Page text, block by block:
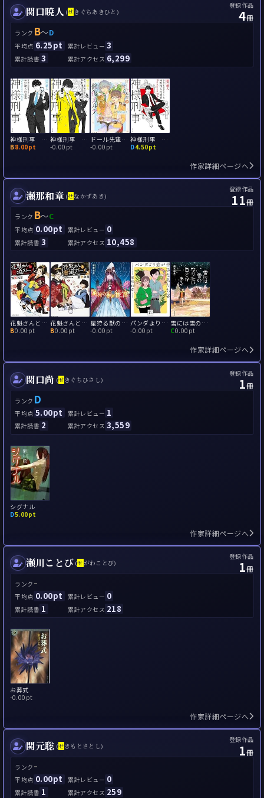
関口暁人 (せきぐちあきひと)
登録作品
4冊
ランク B～D
平均点 6.25pt 累計レビュー 3
累計読書 3 累計アクセス 6,299
神様刑事 ～警視庁犯罪被害者ケア係・神野現人の暴走～
B8.00pt
神様刑事 ～警視庁犯罪被害者ケア係・神野現人の相棒～
-0.00pt
ドール先輩の耽美なる推理
-0.00pt
神様刑事 ～警視庁犯罪被害者ケア係・神野現人の横暴～
D4.50pt
作家詳細ページへ
瀬那和章 (せなかずあき)
登録作品
11冊
ランク B～C
平均点 0.00pt 累計レビュー 0
累計読書 3 累計アクセス 10,458
花魁さんと書道ガール
B0.00pt
花魁さんと書道ガール2
B0.00pt
星狩る獣の後宮
-0.00pt
パンダより恋が苦手な私たち2
-0.00pt
雪には雪のなりたい白さがある
C0.00pt
作家詳細ページへ
関口尚 (せきぐちひさし)
登録作品
1冊
ランク D
平均点 5.00pt 累計レビュー 1
累計読書 2 累計アクセス 3,559
シグナル
D5.00pt
作家詳細ページへ
瀬川ことび (せがわことび)
登録作品
1冊
ランク -
平均点 0.00pt 累計レビュー 0
累計読書 1 累計アクセス 218
お葬式
-0.00pt
作家詳細ページへ
関元聡 (せきもとさとし)
登録作品
1冊
ランク -
平均点 0.00pt 累計レビュー 0
累計読書 1 累計アクセス 259